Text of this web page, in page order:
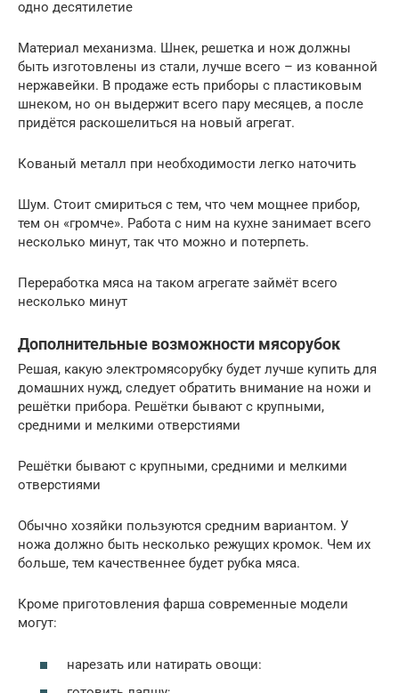
одно десятилетие
Материал механизма. Шнек, решетка и нож должны
быть изготовлены из стали, лучше всего – из кованной
нержавейки. В продаже есть приборы с пластиковым
шнеком, но он выдержит всего пару месяцев, а после
придётся раскошелиться на новый агрегат.
Кованый металл при необходимости легко наточить
Шум. Стоит смириться с тем, что чем мощнее прибор,
тем он «громче». Работа с ним на кухне занимает всего
несколько минут, так что можно и потерпеть.
Переработка мяса на таком агрегате займёт всего
несколько минут
Дополнительные возможности мясорубок
Решая, какую электромясорубку будет лучше купить для
домашних нужд, следует обратить внимание на ножи и
решётки прибора. Решётки бывают с крупными,
средними и мелкими отверстиями
Решётки бывают с крупными, средними и мелкими
отверстиями
Обычно хозяйки пользуются средним вариантом. У
ножа должно быть несколько режущих кромок. Чем их
больше, тем качественнее будет рубка мяса.
Кроме приготовления фарша современные модели
могут:
нарезать или натирать овощи: